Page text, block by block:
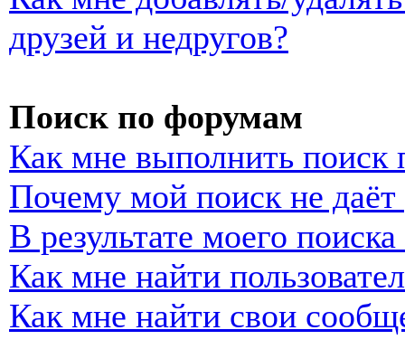
друзей и недругов?
Поиск по форумам
Как мне выполнить
Почему мой поиск не даёт
В результате моего
Как мне найти
Как мне найти свои